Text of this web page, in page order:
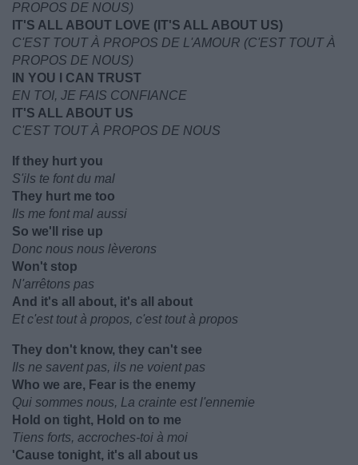
PROPOS DE NOUS)
IT'S ALL ABOUT LOVE (IT'S ALL ABOUT US)
C'EST TOUT À PROPOS DE L'AMOUR (C'EST TOUT À
PROPOS DE NOUS)
IN YOU I CAN TRUST
EN TOI, JE FAIS CONFIANCE
IT'S ALL ABOUT US
C'EST TOUT À PROPOS DE NOUS
If they hurt you
S'ils te font du mal
They hurt me too
Ils me font mal aussi
So we'll rise up
Donc nous nous lèverons
Won't stop
N'arrêtons pas
And it's all about, it's all about
Et c'est tout à propos, c'est tout à propos
They don't know, they can't see
Ils ne savent pas, ils ne voient pas
Who we are, Fear is the enemy
Qui sommes nous, La crainte est l'ennemie
Hold on tight, Hold on to me
Tiens forts, accroches-toi à moi
'Cause tonight, it's all about us